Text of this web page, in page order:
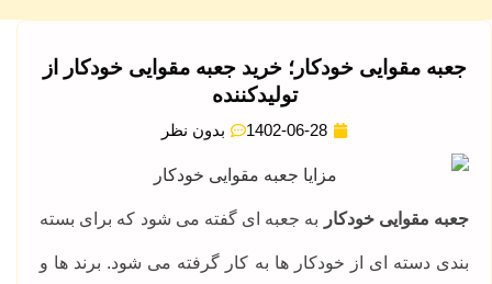
جعبه مقوایی خودکار؛ خرید جعبه مقوایی خودکار از
تولیدکننده
1402-06-28 بدون نظر
جعبه مقوایی خودکار به جعبه ای گفته می شود که برای بسته
بندی دسته ای از خودکار ها به کار گرفته می شود. برند ها و